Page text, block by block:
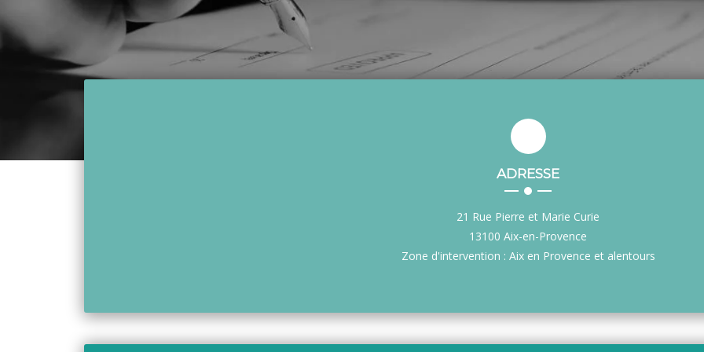
ADRESSE
21 Rue Pierre et Marie Curie
13100 Aix-en-Provence
Zone d'intervention : Aix en Provence et alentours